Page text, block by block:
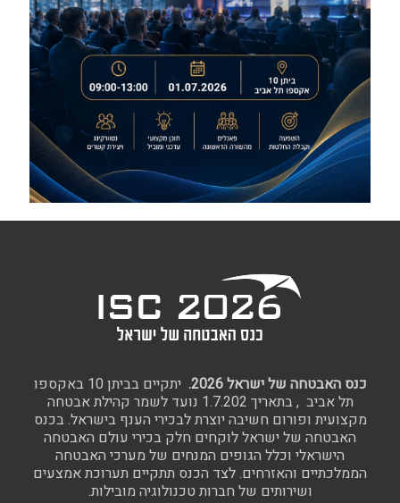
כנס האבטחה של ישראל 2026.
יתקיים בביתן 10 באקספו
תל אביב , בתאריך 1.7.202 נועד לשמר קהילת אבטחה
מקצועית ופורום חשיבה יוצרת לבכירי הענף בישראל. בכנס
האבטחה של ישראל לוקחים חלק בכירי עולם האבטחה
הישראלי וכלל הגופים המנחים של מערכי האבטחה
הממלכתיים והאזרחים. לצד הכנס תתקיים תערוכת אמצעים
ושירותים של חברות טכנולוגיה מובילות.